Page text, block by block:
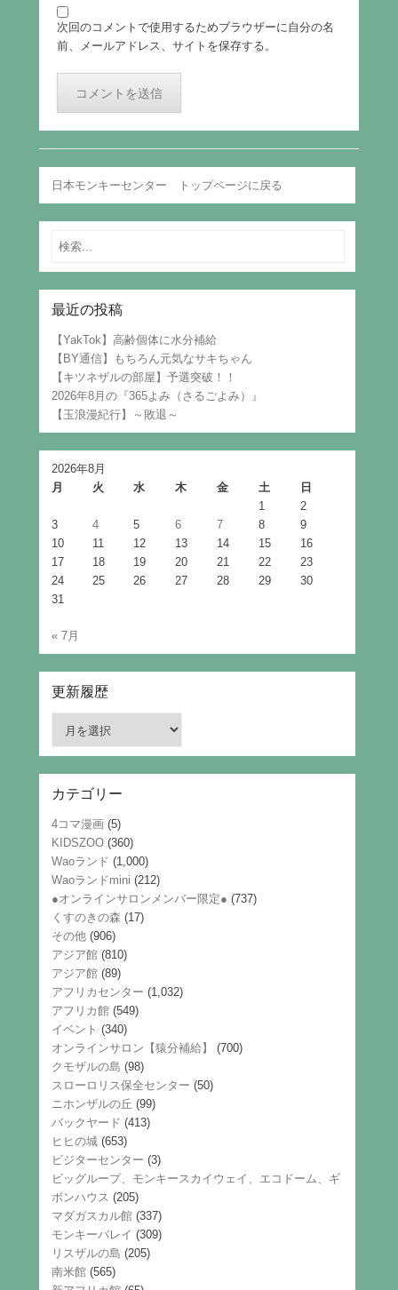
次回のコメントで使用するためブラウザーに自分の名
前、メールアドレス、サイトを保存する。
日本モンキーセンター トップページに戻る
Search
最近の投稿
【YakTok】高齢個体に水分補給
【BY通信】もちろん元気なサキちゃん
【キツネザルの部屋】予選突破！！
2026年8月の『365よみ（さるごよみ）』
【玉浪漫紀行】～敗退～
2026年8月
月
火 水 木 金 土
日
1
2
3
4 5 6 7 8
9
10
11 12 13 14 15
16
17
18 19 20 21 22
23
24
25 26 27 28 29
30
31
« 7月
更新履歴
履
歴
カテゴリー
4コマ漫画 (5)
KIDSZOO (360)
Waoランド (1,000)
Waoランドmini (212)
●オンラインサロンメンバー限定● (737)
くすのきの森 (17)
その他 (906)
アジア館 (810)
アジア館 (89)
アフリカセンター (1,032)
アフリカ館 (549)
イベント (340)
オンラインサロン【猿分補給】
(700)
クモザルの島 (98)
スローロリス保全センター (50)
ニホンザルの丘 (99)
バックヤード (413)
ヒヒの城 (653)
ビジターセンター (3)
ビッグループ、モンキースカイウェイ、エコドーム、ギ
ボンハウス (205)
マダガスカル館 (337)
モンキーバレイ (309)
リスザルの島 (205)
南米館 (565)